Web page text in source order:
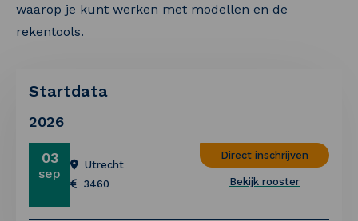
waarop je kunt werken met modellen en de
rekentools.
Startdata
2026
03
sep
Utrecht
3460
Direct inschrijven
Bekijk rooster